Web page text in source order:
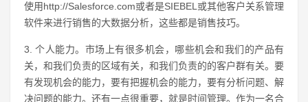
使用http://Salesforce.com或者是SIEBEL或其他客户关系管理
软件来进行销售的大数据分析，这些都是销售技巧。
3. 个人能力。市场上有很多机会，哪些机会和我们的产品有
关，和我们负责的区域有关，和我们负责的的客户群有关。要
有发现机会的能力，要有把握机会的能力，要有分析问题、解
决问题的能力。还有一点很重要，就是时间管理。作为一名合